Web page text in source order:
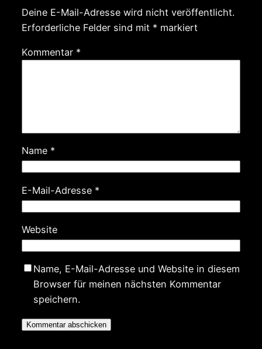
Deine E-Mail-Adresse wird nicht veröffentlicht.
Erforderliche Felder sind mit * markiert
Kommentar *
Name *
E-Mail-Adresse *
Website
Name, E-Mail-Adresse und Website in diesem
Browser für meinen nächsten Kommentar
speichern.